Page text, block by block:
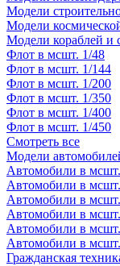
Модели
Модели
Модели кораблей и
Флот в мсшт. 1/48
Флот в мсшт. 1/144
Флот в мсшт. 1/200
Флот в мсшт. 1/350
Флот в мсшт. 1/400
Флот в мсшт. 1/450
Смотреть все
Модели
Автомобили в
Автомобили в
Автомобили в
Автомобили в
Автомобили в
Автомобили в
Гражданская